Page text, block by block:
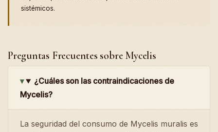
sistémicos.
Preguntas Frecuentes sobre Mycelis
¿Cuáles son las contraindicaciones de
Mycelis?
La seguridad del consumo de Mycelis muralis es